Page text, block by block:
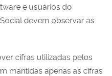
e usuários do
devem observar as
cifras utilizadas pelos
mantidas apenas as cifras